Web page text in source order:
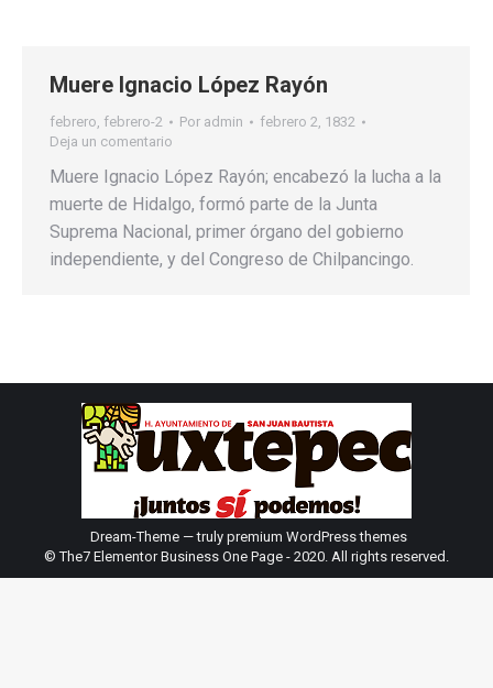
Muere Ignacio López Rayón
febrero, febrero-2 Por admin
febrero 2, 1832
Deja un comentario
Muere Ignacio López Rayón; encabezó la lucha a la
muerte de Hidalgo, formó parte de la Junta
Suprema Nacional, primer órgano del gobierno
independiente, y del Congreso de Chilpancingo.
Dream-Theme — truly premium WordPress themes
© The7 Elementor Business One Page - 2020. All rights reserved.